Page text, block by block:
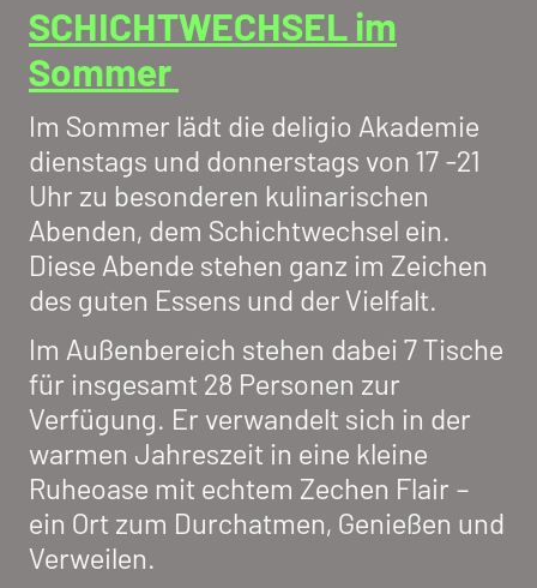
SCHICHTWECHSEL im
Sommer
Im Sommer lädt die deligio Akademie
dienstags und donnerstags von 17 -21
Uhr zu besonderen kulinarischen
Abenden, dem Schichtwechsel ein.
Diese Abende stehen ganz im Zeichen
des guten Essens und der Vielfalt.
Im Außenbereich stehen dabei 7 Tische
für insgesamt 28 Personen zur
Verfügung. Er verwandelt sich in der
warmen Jahreszeit in eine kleine
Ruheoase mit echtem Zechen Flair –
ein Ort zum Durchatmen, Genießen und
Verweilen.